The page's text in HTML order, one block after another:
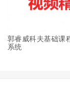
郭睿威科夫基础课
系统